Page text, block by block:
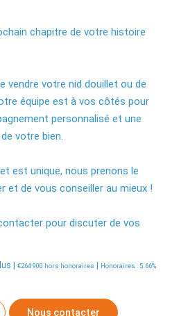
chapitre de votre histoire
vendre votre nid douillet ou de
équipe est à vos côtés pour
personnalisé et une
votre bien.
est unique, nous prenons le
et de vous conseiller au mieux !
pour discuter de vos
| €264 900 hors honoraires | Honoraires : 5.66%
Nous contacter